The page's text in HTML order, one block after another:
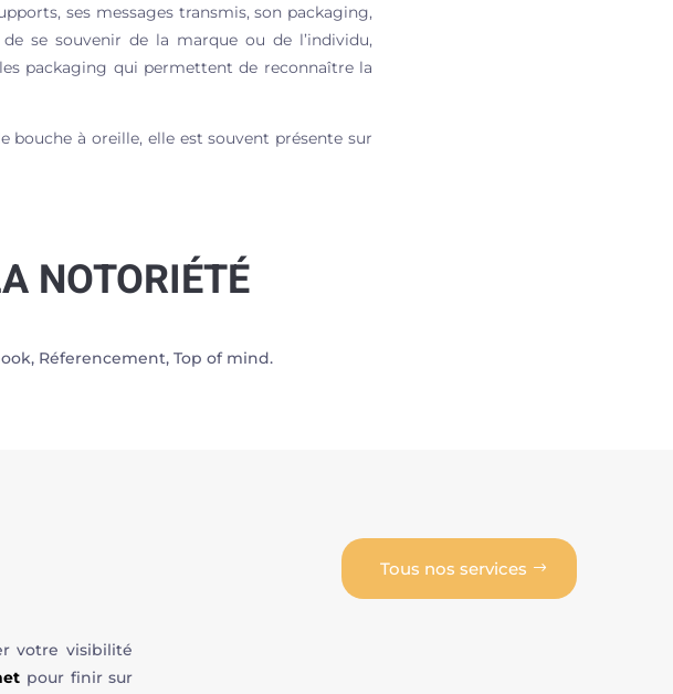
ses messages transmis, son packaging,
se souvenir de la marque ou de l’individu,
packaging qui permettent de reconnaître la
à oreille, elle est souvent présente sur
NOTORIÉTÉ
Réferencement, Top of mind.
votre visibilité
pour finir sur
Tous nos services